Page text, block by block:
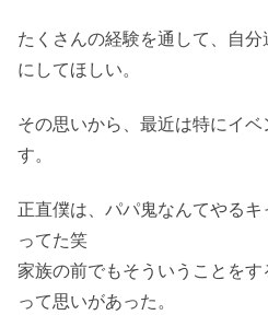
たくさんの経験を通して、自
にしてほしい。
その思いから、最近は特にイ
す。
正直僕は、パパ鬼なんてやる
ってた笑
家族の前でもそういうことを
って思いがあった。